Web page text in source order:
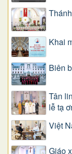
Khai
Biên
Tân
lễ tạ
Việt
Giáo